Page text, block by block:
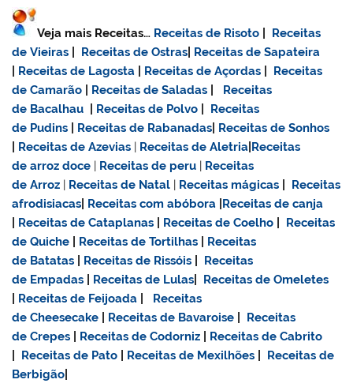
Veja mais Receitas… Receitas de Risoto
Receitas
de Vieiras
Receitas de Ostras Receitas de Sapateira
Receitas de Lagosta Receitas de Açordas
Receitas
de Camarão
Receitas de Saladas
Receitas
de Bacalhau
Receitas de Polvo
Receitas
de Pudins
Receitas de Rabanadas Receitas de Sonhos
Receitas de Azevias | Receitas de Aletria Receitas
dearroz doce | Receitas de peru | Receitas
de Arroz | Receitas de Natal | Receitas mágicas
Receitas
afrodisiacas Receitas com abóbora Receitas de canja
Receitas de Cataplanas Receitas de Coelho
Receitas
de Quiche
Receitas de Tortilhas
Receitas
de Batatas
Receitas de Rissóis
Receitas
de Empadas
Receitas de Lulas
Receitas de Omeletes
Receitas de Feijoada
Receitas
de Cheesecake
Receitas de Bavaroise
Receitas
de Crepes
Receitas de Codorniz
Receitas de Cabrito
Receitas de Pato Receitas de Mexilhões
Receitas de
Berbigão